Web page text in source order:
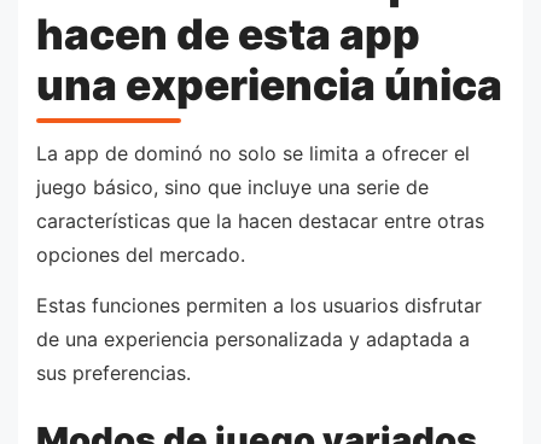
hacen de esta app
una experiencia única
La app de dominó no solo se limita a ofrecer el
juego básico, sino que incluye una serie de
características que la hacen destacar entre otras
opciones del mercado.
Estas funciones permiten a los usuarios disfrutar
de una experiencia personalizada y adaptada a
sus preferencias.